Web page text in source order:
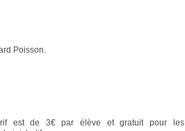
Poisson.
est de 3€ par élève et gratuit pour les